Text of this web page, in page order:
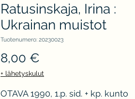
Ratusinskaja, Irina :
Ukrainan muistot
Tuotenumero: 20230023
8,00 €
+ lähetyskulut
OTAVA 1990, 1.p. sid. + kp. kunto